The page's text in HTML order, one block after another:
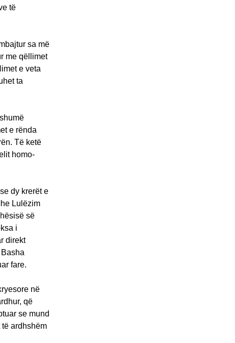
të
sa më
me qëllimet
e veta
ta
e rënda
Të ketë
homo-
dy krerët e
Lulëzim
së
i
direkt
fare.
në
që
se mund
ardhshëm